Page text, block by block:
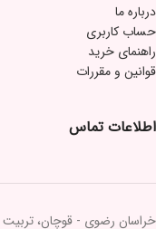
درباره ما
حساب کاربری
راهنمای خرید
قوانین و مقررات
اطلاعات تماس